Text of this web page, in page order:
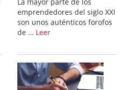
emprendedores del siglo XXI
son unos auténticos forofos
de … Leer